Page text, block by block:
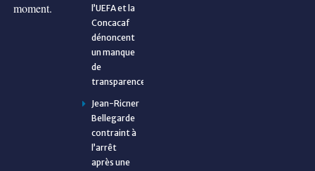
moment.
l’UEFA et la
Concacaf
dénoncent
un manque
de
transparence
Jean-Ricner
Bellegarde
contraint à
l’arrêt
après une